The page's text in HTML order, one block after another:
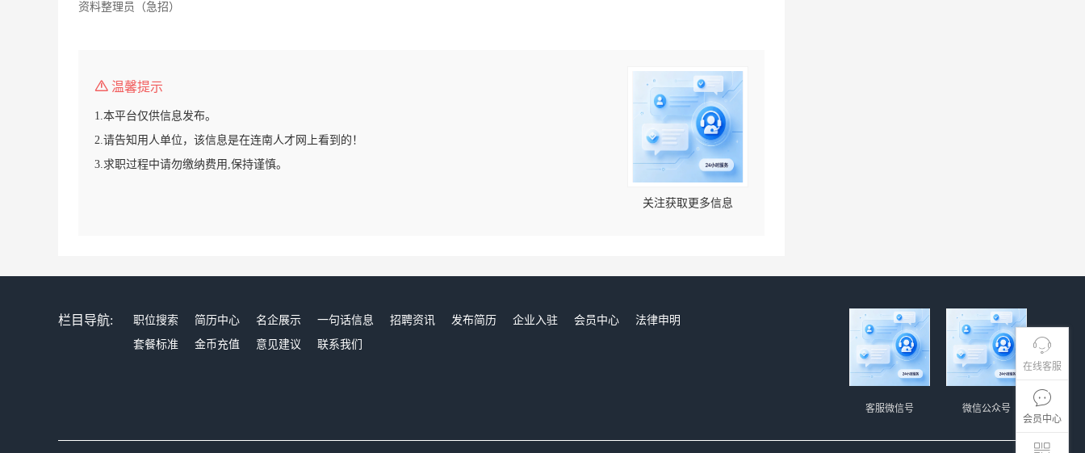
在线客服
会员中心
资料整理员（急招）
温馨提示
1.本平台仅供信息发布。
2.请告知用人单位，该信息是在连南人才网上看到的！
3.求职过程中请勿缴纳费用,保持谨慎。
关注获取更多信息
栏目导航: 职位搜索 简历中心 名企展示 一句话信息 招聘资讯 发布简历 企业入驻 会员中心
法律申明
套餐标准
金币充值 意见建议 联系我们
微信公众号
客服微信号